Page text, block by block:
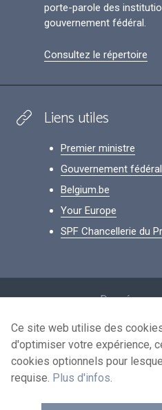
porte-parole des
gouvernement fédéral.
Consultez le répertoire
Liens utiles
Premier ministre
Gouvernement fédéral
Belgium.be
Your Europe
SPF Chancellerie du
Données
Conditions de
Ce site web utilise des
d'optimiser votre expérience,
cookies optionnels pour
requise. Plus d'infos.